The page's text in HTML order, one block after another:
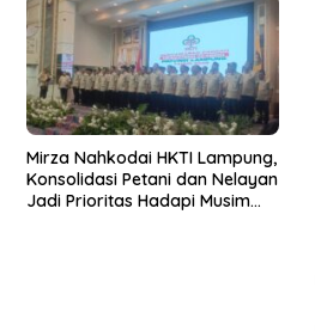
Mirza Nahkodai HKTI Lampung,
Konsolidasi Petani dan Nelayan
Jadi Prioritas Hadapi Musim